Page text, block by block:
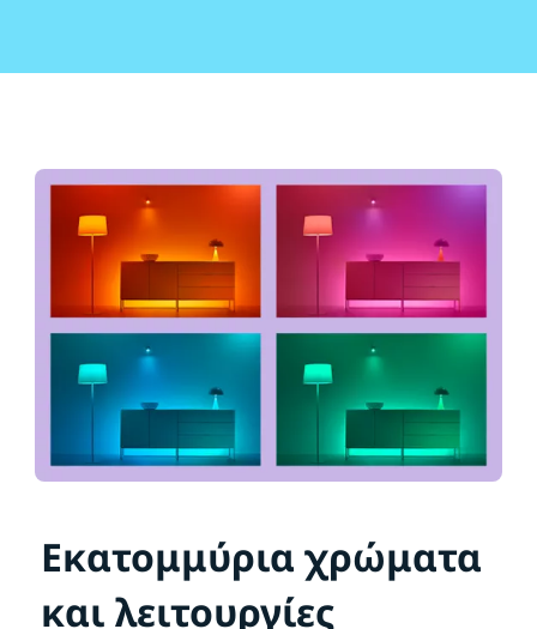
Εκατομμύρια χρώματα
και λειτουργίες